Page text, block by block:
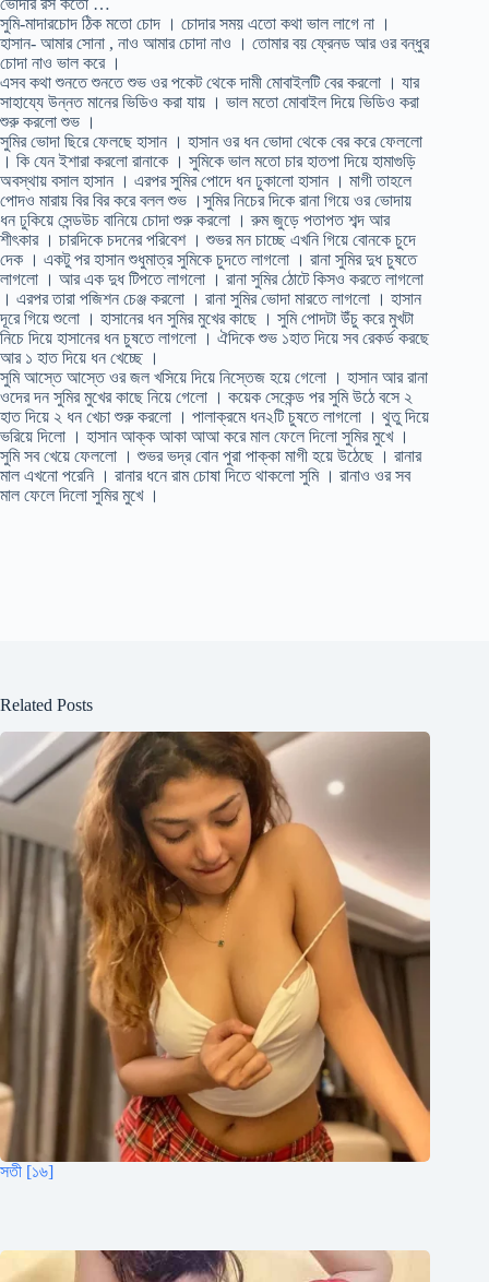
ভোদার রস কতো …
সুমি-মাদারচোদ ঠিক মতো চোদ । চোদার সময় এতো কথা ভাল লাগে না ।
হাসান- আমার সোনা , নাও আমার চোদা নাও । তোমার বয় ফ্রেনড আর ওর বন্ধুর
চোদা নাও ভাল করে ।
এসব কথা শুনতে শুনতে শুভ ওর পকেট থেকে দামী মোবাইলটি বের করলো । যার
সাহায্যে উন্নত মানের ভিডিও করা যায় । ভাল মতো মোবাইল দিয়ে ভিডিও করা
শুরু করলো শুভ ।
সুমির ভোদা ছিরে ফেলছে হাসান । হাসান ওর ধন ভোদা থেকে বের করে ফেললো
। কি যেন ইশারা করলো রানাকে । সুমিকে ভাল মতো চার হাতপা দিয়ে হামাগুড়ি
অবস্থায় বসাল হাসান । এরপর সুমির পোদে ধন ঢুকালো হাসান । মাগী তাহলে
পোদও মারায় বির বির করে বলল শুভ ।সুমির নিচের দিকে রানা গিয়ে ওর ভোদায়
ধন ঢুকিয়ে সেন্ডউচ বানিয়ে চোদা শুরু করলো । রুম জুড়ে পতাপত শব্দ আর
শীৎকার । চারদিকে চদনের পরিবেশ । শুভর মন চাচ্ছে এখনি গিয়ে বোনকে চুদে
দেক । একটু পর হাসান শুধুমাত্র সুমিকে চুদতে লাগলো । রানা সুমির দুধ চুষতে
লাগলো । আর এক দুধ টিপতে লাগলো । রানা সুমির ঠোটে কিসও করতে লাগলো
। এরপর তারা পজিশন চেঞ্জ করলো । রানা সুমির ভোদা মারতে লাগলো । হাসান
দূরে গিয়ে শুলো । হাসানের ধন সুমির মুখের কাছে । সুমি পোদটা উঁচু করে মুখটা
নিচে দিয়ে হাসানের ধন চুষতে লাগলো । ঐদিকে শুভ ১হাত দিয়ে সব রেকর্ড করছে
আর ১ হাত দিয়ে ধন খেচ্ছে ।
সুমি আস্তে আস্তে ওর জল খসিয়ে দিয়ে নিস্তেজ হয়ে গেলো । হাসান আর রানা
ওদের দন সুমির মুখের কাছে নিয়ে গেলো । কয়েক সেকেন্ড পর সুমি উঠে বসে ২
হাত দিয়ে ২ ধন খেচা শুরু করলো । পালাক্রমে ধন২টি চুষতে লাগলো । থুতু দিয়ে
ভরিয়ে দিলো । হাসান আক্ক আকা আআ করে মাল ফেলে দিলো সুমির মুখে ।
সুমি সব খেয়ে ফেললো । শুভর ভদ্র বোন পুরা পাক্কা মাগী হয়ে উঠেছে । রানার
মাল এখনো পরেনি । রানার ধনে রাম চোষা দিতে থাকলো সুমি । রানাও ওর সব
মাল ফেলে দিলো সুমির মুখে ।
Related Posts
সতী [১৬]